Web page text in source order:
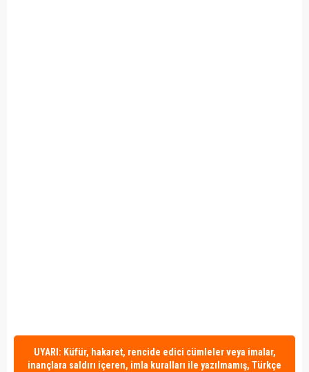
UYARI: Küfür, hakaret, rencide edici cümleler veya imalar,
inançlara saldırı içeren, imla kuralları ile yazılmamış, Türkçe